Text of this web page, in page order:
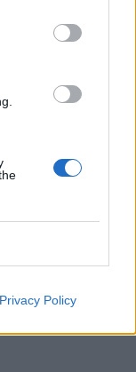
Privacy Policy